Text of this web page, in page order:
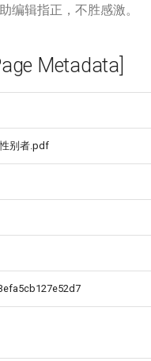
编辑指正，不胜感激。
Metadata]
别者.pdf